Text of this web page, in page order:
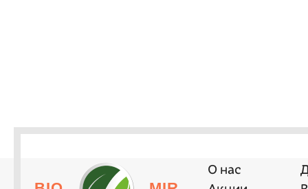
О нас